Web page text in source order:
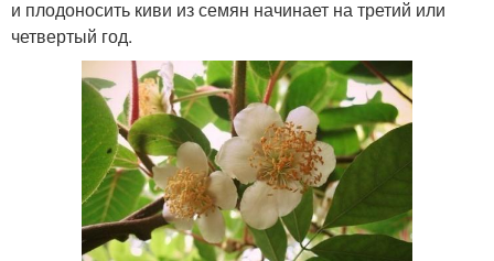
и плодоносить киви из семян начинает на третий или
четвертый год.